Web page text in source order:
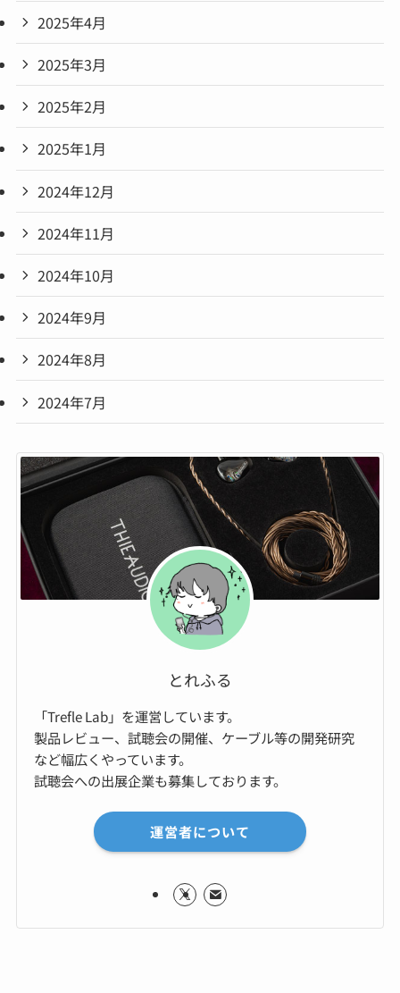
2025年4月
2025年3月
2025年2月
2025年1月
2024年12月
2024年11月
2024年10月
2024年9月
2024年8月
2024年7月
とれふる
「Trefle Lab」を運営しています。
製品レビュー、試聴会の開催、ケーブル等の開発研究
など幅広くやっています。
試聴会への出展企業も募集しております。
運営者について